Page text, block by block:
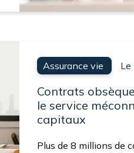
Assurance vie
Contrats
le service
capitaux
Plus de 8 millions de